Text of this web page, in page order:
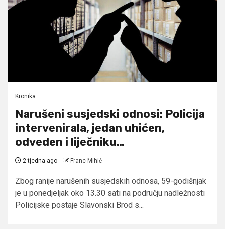
Kronika
Narušeni susjedski odnosi: Policija
intervenirala, jedan uhićen,
odveden i liječniku…
2 tjedna ago Franc Mihić
Zbog ranije narušenih susjedskih odnosa, 59-godišnjak
je u ponedjeljak oko 13.30 sati na području nadležnosti
Policijske postaje Slavonski Brod s...